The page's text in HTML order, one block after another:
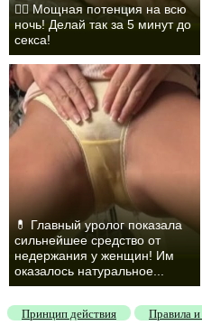
❤️‍🔥 Мощная потенция на всю
ночь! Делай так за 5 минут до
секса!
💊 Главный уролог показала
сильнейшее средство от
недержания у женщин! Им
оказалось натуральное...
Принцип действия Правила